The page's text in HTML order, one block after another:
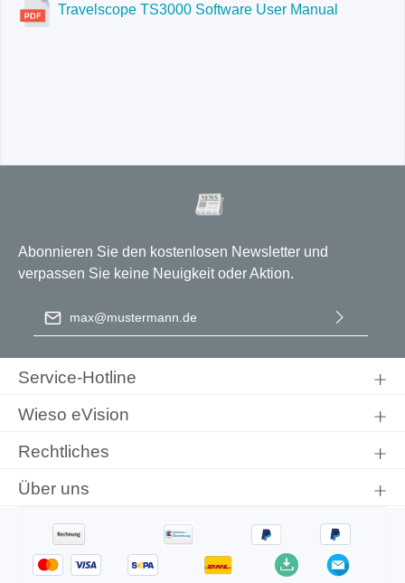
Travelscope TS3000 Software User Manual
Abonnieren Sie den kostenlosen Newsletter und
verpassen Sie keine Neuigkeit oder Aktion.
E-Mail-Adresse
einverstanden.
Service-Hotline
Wieso eVision
Rechtliches
Über uns